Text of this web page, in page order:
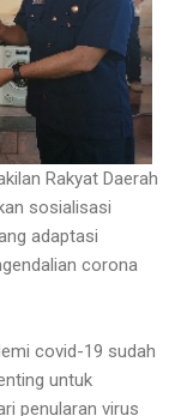
Rakyat Daerah
sosialisasi
adaptasi
corona
covid-19 sudah
untuk
penularan virus